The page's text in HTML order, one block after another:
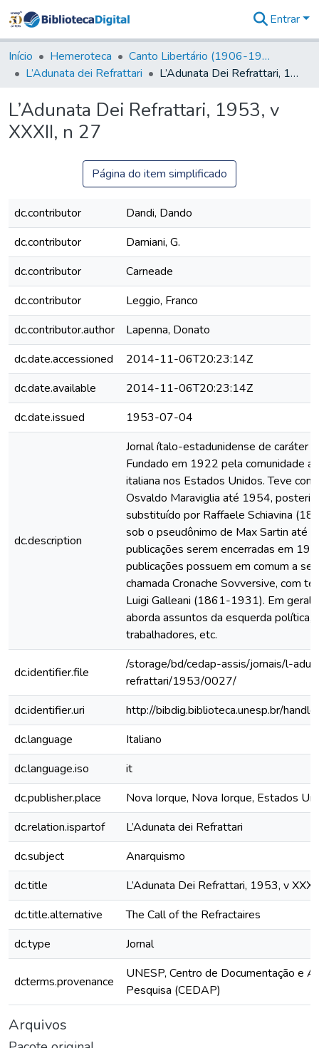
&
Coleções
Tudo na
Digital
Entrar
Início Hemeroteca
Canto Libertário (1906-1995)
L’Adunata dei Refrattari
L’Adunata Dei Refrattari, 1953, v XXXII, n 27
L’Adunata Dei Refrattari, 1953, v
XXXII, n 27
Página do item simplificado
dc.contributor
Dandi, Dando
dc.contributor
Damiani, G.
dc.contributor
Carneade
dc.contributor
Leggio, Franco
dc.contributor.author
Lapenna, Donato
dc.date.accessioned
2014-11-06T20:23:14Z
dc.date.available
2014-11-06T20:23:14Z
dc.date.issued
1953-07-04
dc.description
Jornal ítalo-estadunidense de caráter
Fundado em 1922 pela comunidade
italiana nos Estados Unidos. Teve
Osvaldo Maraviglia até 1954,
substituído por Raffaele Schiavina
sob o pseudônimo de Max Sartin até
publicações serem encerradas em
publicações possuem em comum a
chamada Cronache Sovversive, com
Luigi Galleani (1861-1931). Em geral,
aborda assuntos da esquerda política,
trabalhadores, etc.
dc.identifier.file
/storage/bd/cedap-assis/jornais/l-
refrattari/1953/0027/
dc.identifier.uri
http://bibdig.biblioteca.unesp.br/
dc.language
Italiano
dc.language.iso
it
dc.publisher.place
Nova Iorque, Nova Iorque, Estados
dc.relation.ispartof
L’Adunata dei Refrattari
dc.subject
Anarquismo
dc.title
L’Adunata Dei Refrattari, 1953, v
dc.title.alternative
The Call of the Refractaires
dc.type
Jornal
dcterms.provenance
UNESP, Centro de Documentação e
Pesquisa (CEDAP)
Arquivos